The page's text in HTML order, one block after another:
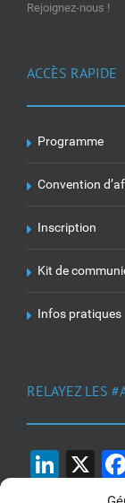
Rejoignez-nous !
ACCÈS RAPIDE
Programme
Convention
Inscription
Kit de
Infos pratiques
RELAYEZ LES
X